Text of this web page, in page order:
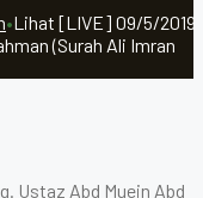
•Lihat [LIVE] 09/5/2019
(Surah Ali Imran